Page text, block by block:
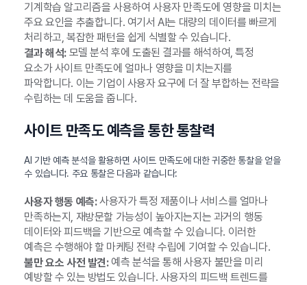
기계학습 알고리즘을 사용하여 사용자 만족도에 영향을 미치는
주요 요인을 추출합니다. 여기서 AI는 대량의 데이터를 빠르게
처리하고, 복잡한 패턴을 쉽게 식별할 수 있습니다.
결과 해석:모델 분석 후에 도출된 결과를 해석하여, 특정
요소가 사이트 만족도에 얼마나 영향을 미치는지를
파악합니다. 이는 기업이 사용자 요구에 더 잘 부합하는 전략을
수립하는 데 도움을 줍니다.
사이트 만족도 예측을 통한 통찰력
AI 기반 예측 분석을 활용하면 사이트 만족도에 대한 귀중한 통찰을 얻을
수 있습니다. 주요 통찰은 다음과 같습니다:
사용자 행동 예측:사용자가 특정 제품이나 서비스를 얼마나
만족하는지, 재방문할 가능성이 높아지는지는 과거의 행동
데이터와 피드백을 기반으로 예측할 수 있습니다. 이러한
예측은 수행해야 할 마케팅 전략 수립에 기여할 수 있습니다.
불만 요소 사전 발견:예측 분석을 통해 사용자 불만을 미리
예방할 수 있는 방법도 있습니다. 사용자의 피드백 트렌드를